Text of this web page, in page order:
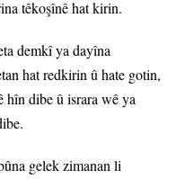
têkoşînê hat kirin.
demkî ya dayîna
hat redkirin û hate gotin,
hîn dibe û israra wê ya
gelek zimanan li